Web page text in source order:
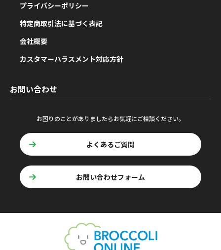
プライバシーポリシー
特定商取引法に基づく表記
会社概要
カスタマーハラスメント対応方針
お問い合わせ
お困りのことがありましたらお気軽にご相談ください。
よくあるご質問
お問い合わせフォーム